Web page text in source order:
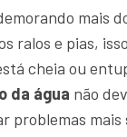
mais
ralos e pias,
cheia ou
da água não
problemas mais